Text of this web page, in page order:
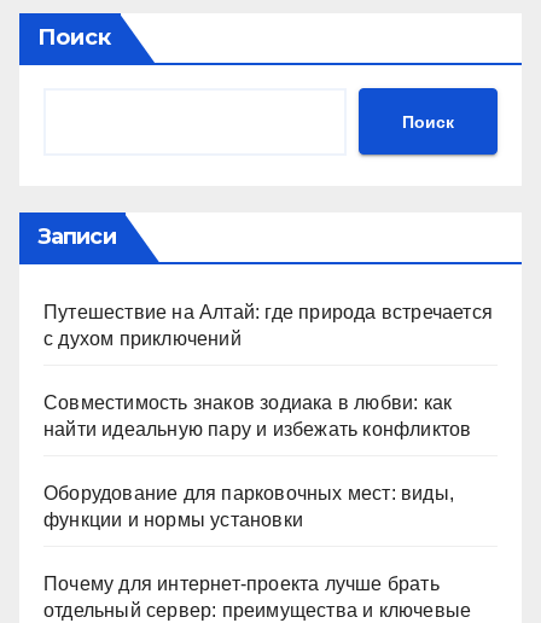
Поиск
Поиск
Записи
Путешествие на Алтай: где природа встречается
с духом приключений
Совместимость знаков зодиака в любви: как
найти идеальную пару и избежать конфликтов
Оборудование для парковочных мест: виды,
функции и нормы установки
Почему для интернет-проекта лучше брать
отдельный сервер: преимущества и ключевые